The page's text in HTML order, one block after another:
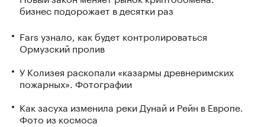
бизнес подорожает в десятки раз
Fars узнало, как будет контролироваться
Ормузский пролив
У Колизея раскопали «казармы древнеримских
пожарных». Фотографии
Как засуха изменила реки Дунай и Рейн в Европе.
Фото из космоса